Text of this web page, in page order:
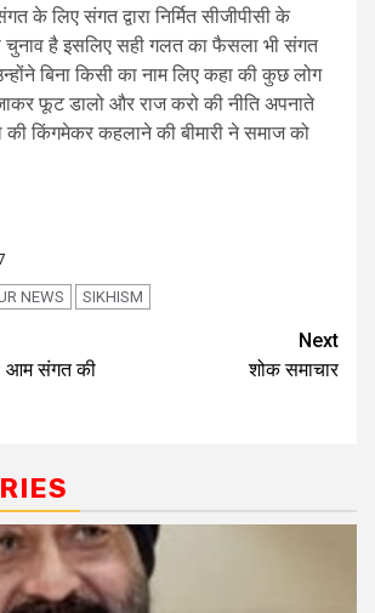
के लिए संगत द्वारा निर्मित सीजीपीसी के
चुनाव है इसलिए सही गलत का फैसला भी संगत
बिना किसी का नाम लिए कहा की कुछ लोग
फूट डालो और राज करो की नीति अपनाते
की किंगमेकर कहलाने की बीमारी ने समाज को
NEWS SIKHISM
आम संगत की
Next
शोक समाचार